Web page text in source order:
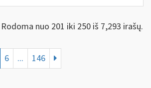
Rodoma nuo 201 iki 250 iš 7,293 irašų.
6 ... 146